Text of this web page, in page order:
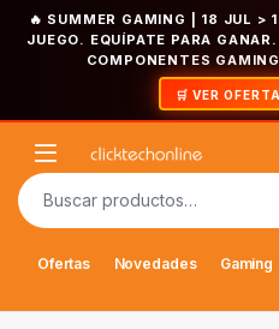
🔥 SUMMER GAMING | 18 JUL >
JUEGO. EQUÍPATE PARA
COMPONENTES
🛒 VER
Open
Buscar por:
Ofertas Novedades Gaming